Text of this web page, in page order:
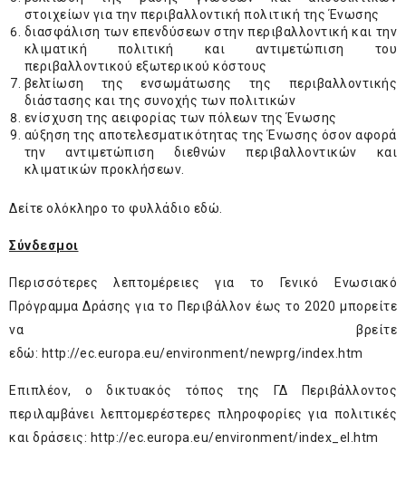
στοιχείων για την περιβαλλοντική πολιτική της Ένωσης
διασφάλιση των επενδύσεων στην περιβαλλοντική και την
κλιματική πολιτική και αντιμετώπιση του
περιβαλλοντικού εξωτερικού κόστους
βελτίωση της ενσωμάτωσης της περιβαλλοντικής
διάστασης και της συνοχής των πολιτικών
ενίσχυση της αειφορίας των πόλεων της Ένωσης
αύξηση της αποτελεσματικότητας της Ένωσης όσον αφορά
την αντιμετώπιση διεθνών περιβαλλοντικών και
κλιματικών προκλήσεων.
Δείτε ολόκληρο το φυλλάδιο εδώ.
Σύνδεσμοι
Περισσότερες λεπτομέρειες για το Γενικό Ενωσιακό
Πρόγραμμα Δράσης για το Περιβάλλον έως το 2020 μπορείτε
να βρείτε
εδώ: http://ec.europa.eu/environment/newprg/index.htm
Επιπλέον, ο δικτυακός τόπος της ΓΔ Περιβάλλοντος
περιλαμβάνει λεπτομερέστερες πληροφορίες για πολιτικές
και δράσεις: http://ec.europa.eu/environment/index_el.htm